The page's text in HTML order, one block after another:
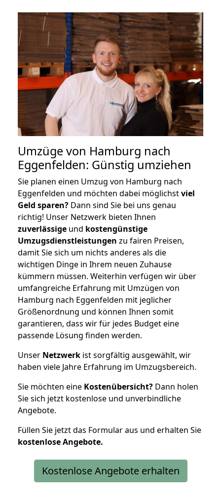
Umzüge von Hamburg nach
Eggenfelden: Günstig umziehen
Sie planen einen Umzug von Hamburg nach
Eggenfelden und möchten dabei möglichstviel
Geld sparen? Dann sind Sie bei uns genau
richtig! Unser Netzwerk bieten Ihnen
zuverlässige und kostengünstige
Umzugsdienstleistungen zu fairen Preisen,
damit Sie sich um nichts anderes als die
wichtigen Dinge in Ihrem neuen Zuhause
kümmern müssen. Weiterhin verfügen wir über
umfangreiche Erfahrung mit Umzügen von
Hamburg nach Eggenfelden mit jeglicher
Größenordnung und können Ihnen somit
garantieren, dass wir für jedes Budget eine
passende Lösung finden werden.
Unser Netzwerk ist sorgfältig ausgewählt, wir
haben viele Jahre Erfahrung im Umzugsbereich.
Sie möchten eine Kostenübersicht? Dann holen
Sie sich jetzt kostenlose und unverbindliche
Angebote.
Füllen Sie jetzt das Formular aus und erhalten Sie
kostenloseAngebote.
Kostenlose Angebote erhalten